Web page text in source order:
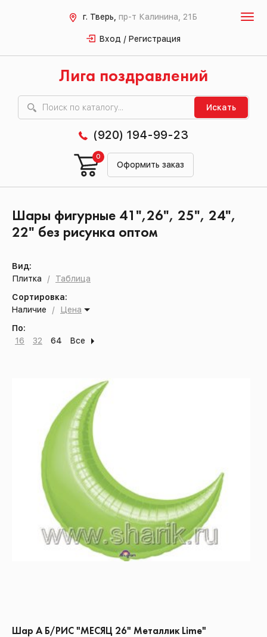
г. Тверь, пр-т Калинина, 21Б
Вход / Регистрация
Лига поздравлений
Искать
(920) 194-99-23
Оформить заказ
0
Шары фигурные 41",26", 25", 24",
22" без рисунка оптом
Вид:
Плитка
/
Таблица
Сортировка:
Наличие
/
Цена
По:
16
32 64 Все
Шар А Б/РИС "МЕСЯЦ 26" Металлик Lime"